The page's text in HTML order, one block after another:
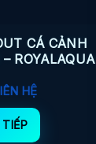
CÁ CẢNH
ROYALAQUA
HỆ